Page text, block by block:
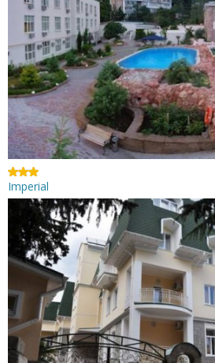
Imperial